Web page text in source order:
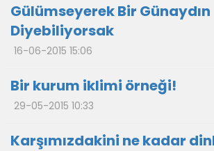
Gülümseyerek Bir Günaydın
Diyebiliyorsak
16-06-2015 15:06
Bir kurum iklimi örneği!
29-05-2015 10:33
Karşımızdakini ne kadar